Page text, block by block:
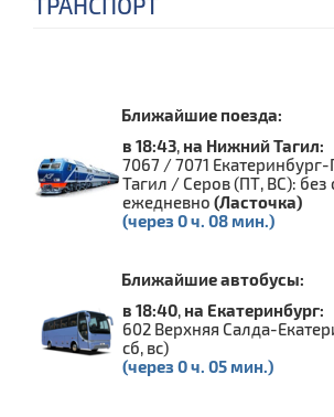
Ближайшие поезда:
в 18:43, на Нижний Тагил:
7067 / 7071
Тагил / Серов (ПТ, ВС): без
ежедневно (Ласточка)
(через 0 ч. 08 мин.)
Ближайшие автобусы:
в 18:40, на Екатеринбург:
602 Верхняя Салда-
сб, вс)
(через 0 ч. 05 мин.)